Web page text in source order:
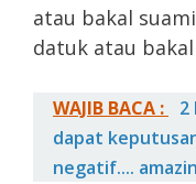
atau bakal
datuk atau
WAJIB BACA :
2
dapat
negatif....